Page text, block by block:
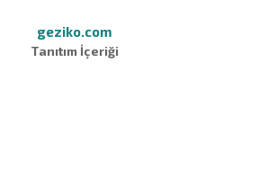
geziko.com
Tanıtım İçeriği